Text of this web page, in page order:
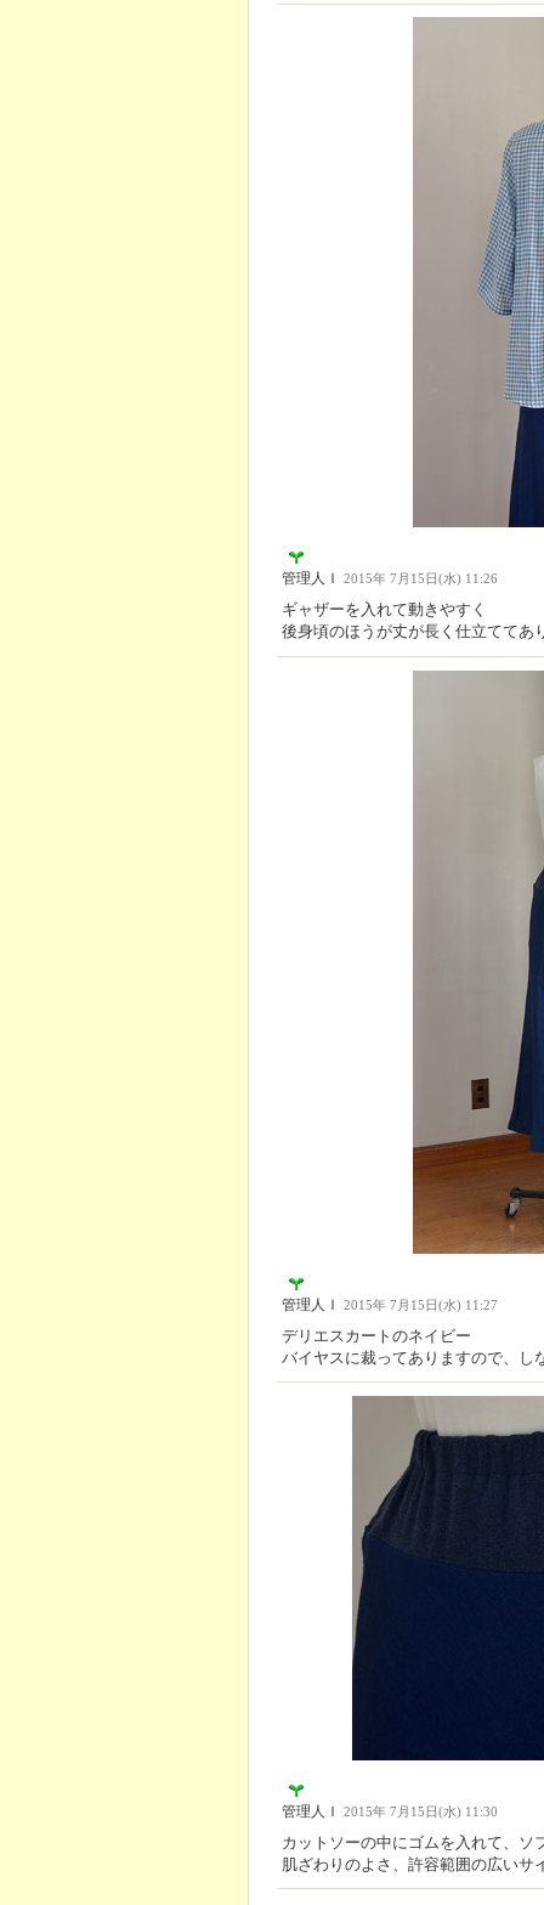
管理人Ｉ 2015年 7月15日(水) 11:26
ギャザーを入れて動きやすく
後身頃のほうが丈が長く仕立ててあ
管理人Ｉ 2015年 7月15日(水) 11:27
デリエスカートのネイビー
バイヤスに裁ってありますので、し
管理人Ｉ 2015年 7月15日(水) 11:30
カットソーの中にゴムを入れて、ソ
肌ざわりのよさ、許容範囲の広いサ